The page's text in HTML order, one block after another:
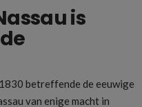
is
betreffende de eeuwige
van enige macht in